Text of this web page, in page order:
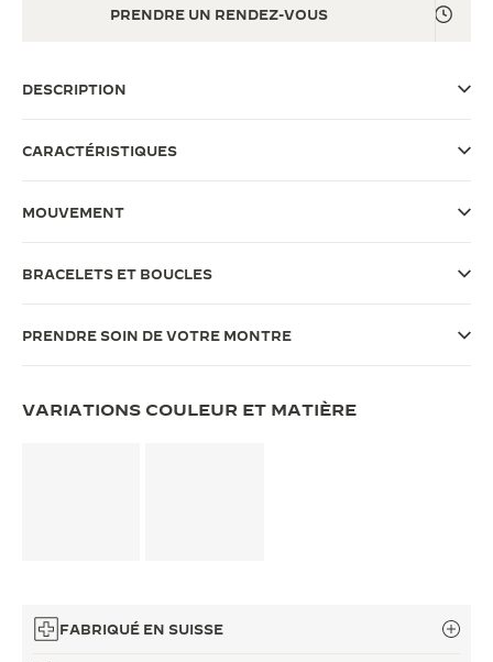
REVERSO, INTEMPORELLE DEPUIS 1931
LE VIRTUOSE DU SON
VOIR LES ÉVÉNEMENTS
PRENDRE UN RENDEZ-VOUS
DESCRIPTION
CARACTÉRISTIQUES
MOUVEMENT
BRACELETS ET BOUCLES
PRENDRE SOIN DE VOTRE MONTRE
VARIATIONS COULEUR ET MATIÈRE
FABRIQUÉ EN SUISSE